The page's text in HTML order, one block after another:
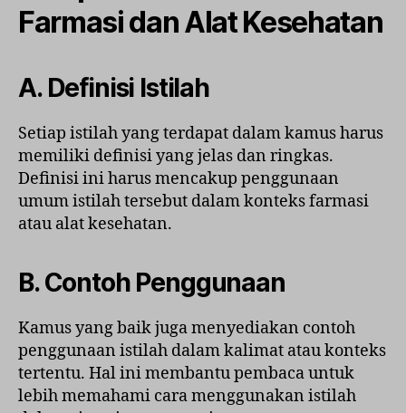
Farmasi dan Alat Kesehatan
A. Definisi Istilah
Setiap istilah yang terdapat dalam kamus harus
memiliki definisi yang jelas dan ringkas.
Definisi ini harus mencakup penggunaan
umum istilah tersebut dalam konteks farmasi
atau alat kesehatan.
B. Contoh Penggunaan
Kamus yang baik juga menyediakan contoh
penggunaan istilah dalam kalimat atau konteks
tertentu. Hal ini membantu pembaca untuk
lebih memahami cara menggunakan istilah